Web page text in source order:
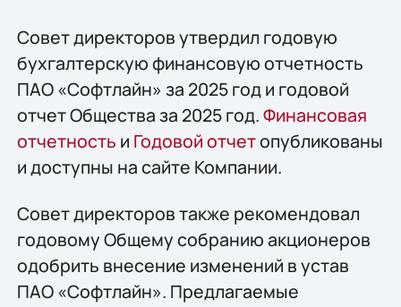
Совет директоров утвердил годовую
бухгалтерскую финансовую отчетность
ПАО «Софтлайн» за 2025 год и годовой
отчет Общества за 2025 год.Финансовая
отчетность и Годовой отчетопубликованы
и доступны на сайте Компании.
Совет директоров также рекомендовал
годовому Общему собранию акционеров
одобрить внесение изменений в устав
ПАО «Софтлайн». Предлагаемые